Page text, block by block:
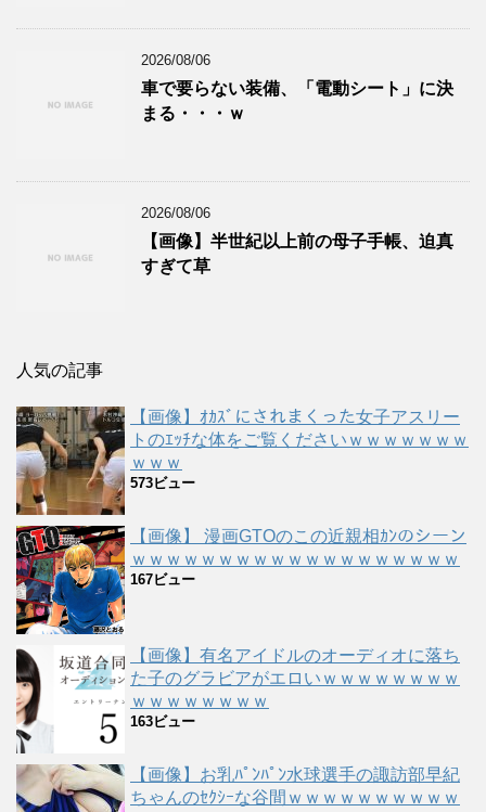
2026/08/06
車で要らない装備、「電動シート」に決
まる・・・ｗ
2026/08/06
【画像】半世紀以上前の母子手帳、迫真
すぎて草
人気の記事
【画像】ｵｶｽﾞにされまくった女子アスリー
トのｴｯﾁな体をご覧くださいｗｗｗｗｗｗｗ
ｗｗｗ
573ビュー
【画像】 漫画GTOのこの近親相ｶﾝのシーン
ｗｗｗｗｗｗｗｗｗｗｗｗｗｗｗｗｗｗｗ
167ビュー
【画像】有名アイドルのオーディオに落ち
た子のグラビアがエロいｗｗｗｗｗｗｗｗ
ｗｗｗｗｗｗｗｗ
163ビュー
【画像】お乳ﾊﾟﾝﾊﾟﾝ水球選手の諏訪部早紀
ちゃんのｾｸｼｰな谷間ｗｗｗｗｗｗｗｗｗｗ